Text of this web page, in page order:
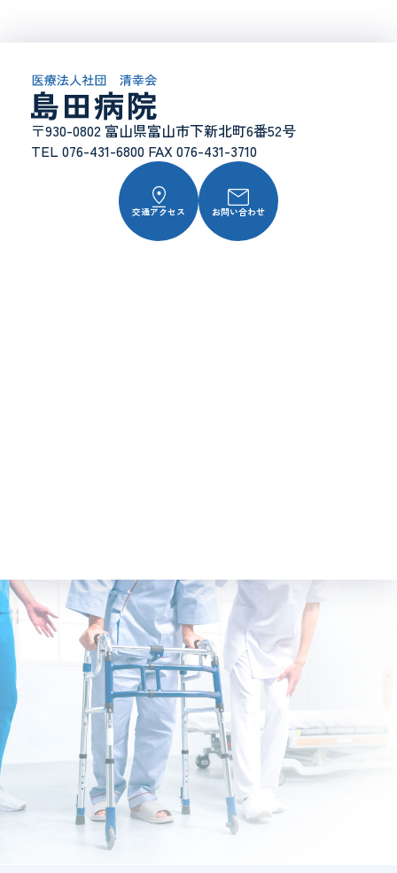
〒930-0802 富山県富山市下新北町6番52号
TEL 076-431-6800 FAX 076-431-3710
交通アクセス お問い合わせ